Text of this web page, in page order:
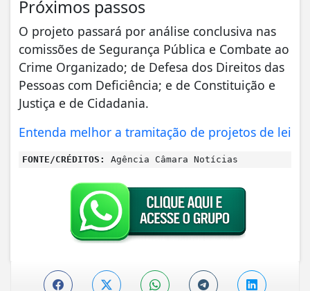
Próximos passos
O projeto passará por análise conclusiva nas
comissões de Segurança Pública e Combate ao
Crime Organizado; de Defesa dos Direitos das
Pessoas com Deficiência; e de Constituição e
Justiça e de Cidadania.
Entenda melhor a tramitação de projetos de lei
FONTE/CRÉDITOS: Agência Câmara Notícias